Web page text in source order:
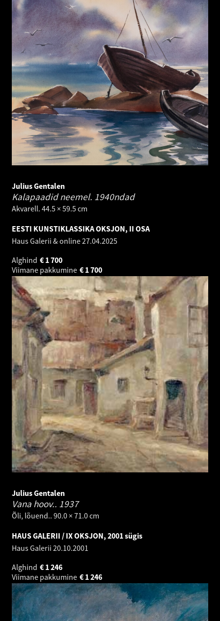
Julius Gentalen
Kalapaadid neemel. 1940ndad
Akvarell. 44.5 × 59.5 cm
EESTI KUNSTIKLASSIKA OKSJON, II OSA
Haus Galerii & online27.04.2025
Alghind
1 700
€
Viimane pakkumine
1 700
€
Julius Gentalen
Vana hoov.. 1937
Õli, lõuend.. 90.0 × 71.0 cm
HAUS GALERII / IX OKSJON, 2001 sügis
Haus Galerii 20.10.2001
Alghind
1 246
€
Viimane pakkumine
1 246
€